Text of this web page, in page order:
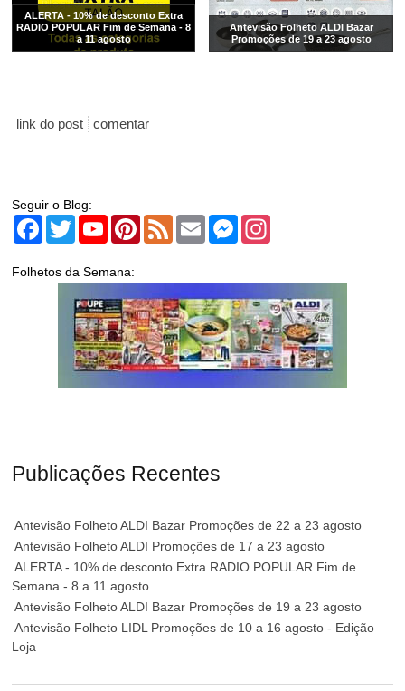
ALERTA - 10% de desconto Extra
RADIO POPULAR Fim de Semana - 8
a 11 agosto
Antevisão Folheto ALDI Bazar
Promoções de 19 a 23 agosto
link do post comentar
Seguir o Blog:
Facebook
TwitterYouTubePinterest
Feed Email Messenger
Folhetos da Semana:
Publicações Recentes
Antevisão Folheto ALDI Bazar Promoções de 22 a 23 agosto
Antevisão Folheto ALDI Promoções de 17 a 23 agosto
ALERTA - 10% de desconto Extra RADIO POPULAR Fim de
Semana - 8 a 11 agosto
Antevisão Folheto ALDI Bazar Promoções de 19 a 23 agosto
Antevisão Folheto LIDL Promoções de 10 a 16 agosto - Edição
Loja